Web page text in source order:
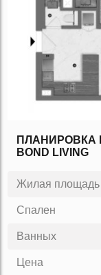
ПЛАНИРОВКА
BOND LIVING
Жилая площадь
Спален
Ванных
Цена